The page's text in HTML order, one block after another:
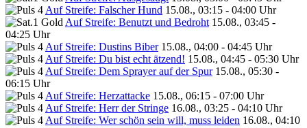
Auf Streife: Falscher Hund 15.08., 03:15 - 04:00 Uhr
Auf Streife: Benutzt und Bedroht 15.08., 03:45 -
04:25 Uhr
Auf Streife: Dustins Biber 15.08., 04:00 - 04:45 Uhr
Auf Streife: Du bist echt ätzend! 15.08., 04:45 - 05:30 Uhr
Auf Streife: Dem Sprayer auf der Spur 15.08., 05:30 -
06:15 Uhr
Auf Streife: Herzattacke 15.08., 06:15 - 07:00 Uhr
Auf Streife: Herr der Stringe 16.08., 03:25 - 04:10 Uhr
Auf Streife: Wer schön sein will, muss leiden 16.08., 04:10